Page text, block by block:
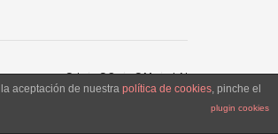
SJ SC SM LN
aceptación de nuestra política de cookies, pinche el
plugin cookies